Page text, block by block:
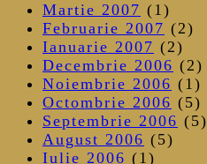
Martie 2007 (1)
Februarie 2007 (2)
Ianuarie 2007 (2)
Decembrie 2006 (2)
Noiembrie 2006 (1)
Octombrie 2006 (5)
Septembrie 2006 (5)
August 2006 (5)
Iulie 2006 (1)